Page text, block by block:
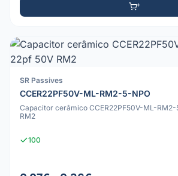
SR Passives
CCER22PF50V-ML-RM2-5-NPO
Capacitor cerâmico CCER22PF50V-ML-
RM2
100